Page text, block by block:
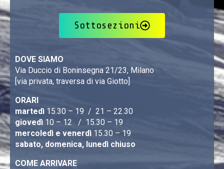
Sottosezioni
DOVE SIAMO
Via Duccio di Boninsegna 21/23, Milano
[via privata, traversa di via Giotto]
ORARI
martedì 15.30 – 19 / 21 – 22.30
giovedì 10 – 12 / 15.30 – 19
mercoledì e venerdì 15.30 – 19
sabato, domenica, lunedì chiuso
COME ARRIVARE